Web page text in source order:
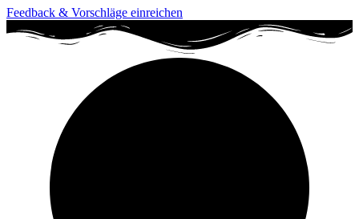
Feedback & Vorschläge einreichen